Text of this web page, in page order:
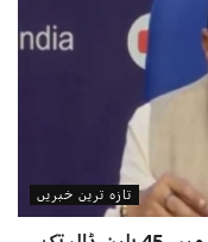
تازہ ترین خبریں